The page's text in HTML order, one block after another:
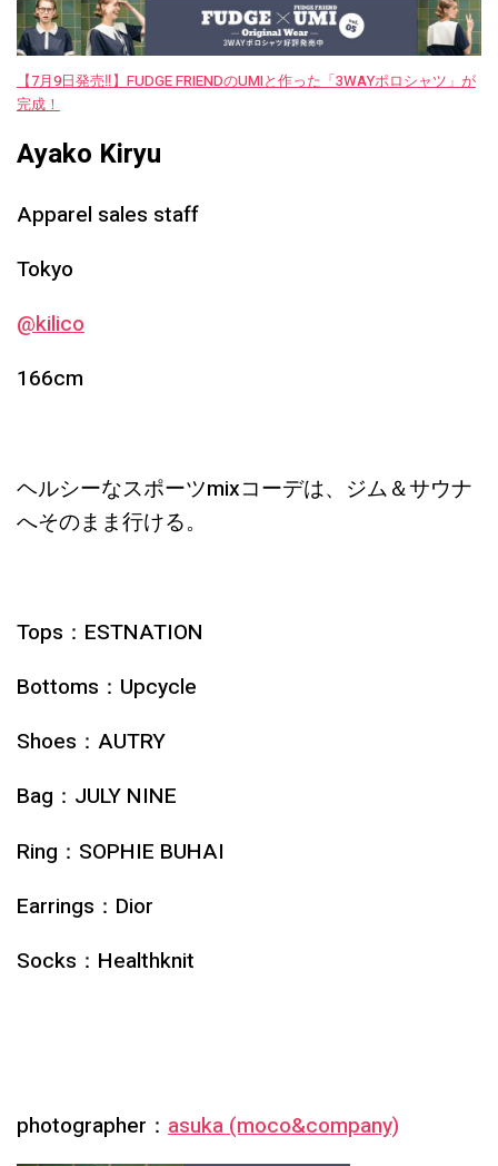
【7月9日発売‼︎】FUDGE FRIENDのUMIと作った「3WAYポロシャツ」が
完成！
Ayako Kiryu
Apparel sales staff
Tokyo
@kilico
166cm
ヘルシーなスポーツmixコーデは、ジム＆サウナ
へそのまま行ける。
Tops：ESTNATION
Bottoms：Upcycle
Shoes：AUTRY
Bag：JULY NINE
Ring：SOPHIE BUHAI
Earrings：Dior
Socks：Healthknit
photographer： asuka (moco&company)